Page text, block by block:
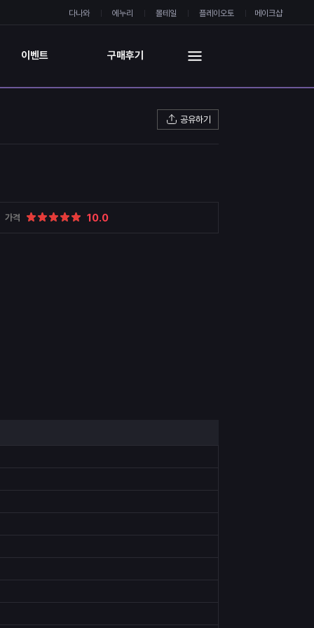
다나와 에누리 몰테일 플레이오토 메이크샵
이벤트 구매후기
공유하기
가격 10.0